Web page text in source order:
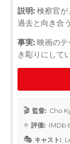
説明: 検察官
過去と向き合
事実: 映画の
き彫りにして
監督: Cho
評価: IMDb
キャスト: